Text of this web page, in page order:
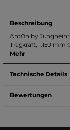
Beschreibung
AntOn by
Tragkraft, 1.150 mm
Mehr
Technische Details
Bewertungen